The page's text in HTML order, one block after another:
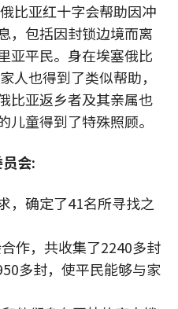
比亚红十字会帮助因冲
，包括因封锁边境而离
亚平民。身在埃塞俄比
人也得到了类似帮助，
比亚返乡者及其亲属也
童得到了特殊照顾。
会:
，确定了41名所寻找之
作，共收集了2240多封
多封，使平民能够与家